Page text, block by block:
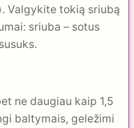
Valgykite tokią sriubą
sriuba – sotus
ne daugiau kaip 1,5
baltymais, geležimi